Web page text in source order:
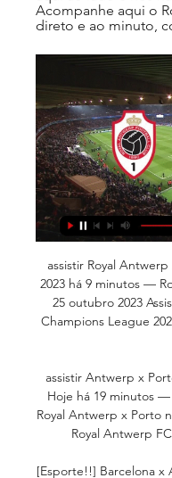
Acompanhe aqui o
direto e ao minuto,
assistir Royal
2023 há 9 minutos —
25 outubro 2023
Champions League
assistir Antwerp x
Hoje há 19 minutos
Royal Antwerp x Porto
Royal Antwerp
[Esporte!!] Barcelona x